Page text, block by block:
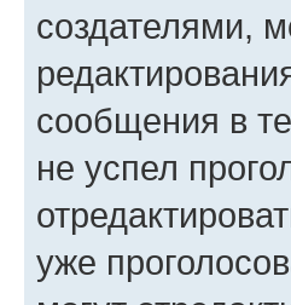
создателями,
сообщения в
не успел
уже